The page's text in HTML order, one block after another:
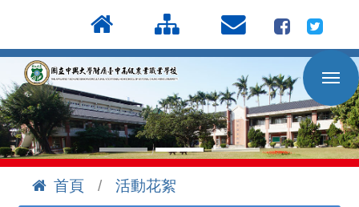
到
主
要
內
容
區
首頁
活動花絮